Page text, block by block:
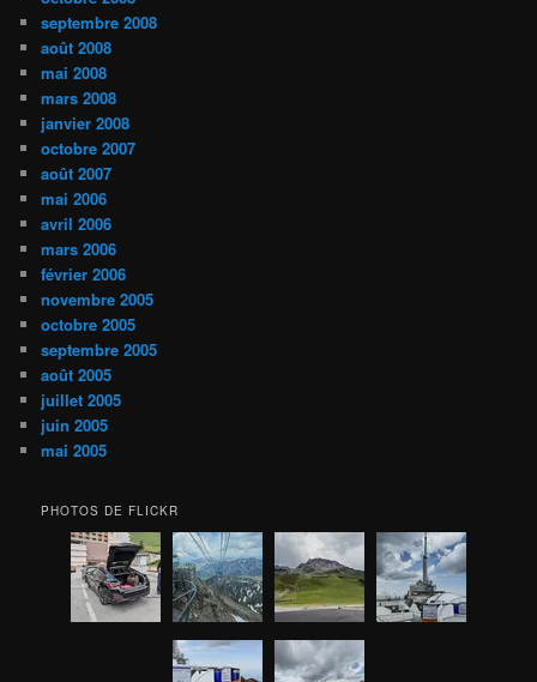
septembre 2008
août 2008
mai 2008
mars 2008
janvier 2008
octobre 2007
août 2007
mai 2006
avril 2006
mars 2006
février 2006
novembre 2005
octobre 2005
septembre 2005
août 2005
juillet 2005
juin 2005
mai 2005
PHOTOS DE FLICKR